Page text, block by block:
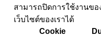
สามารถปิดการใช้งานข
เว็บไซต์ของเราได้
Cookie